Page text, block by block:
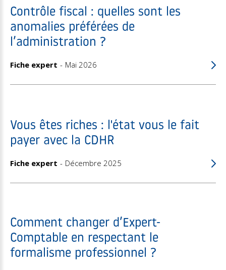
Contrôle fiscal : quelles sont les
anomalies préférées de
l’administration ?
Fiche expert Mai 2026
Vous êtes riches : l'état vous le fait
payer avec la CDHR
Fiche expert Décembre 2025
Comment changer d’Expert-
Comptable en respectant le
formalisme professionnel ?